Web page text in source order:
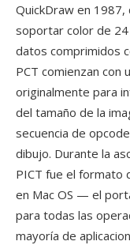
QuickDraw en
soportar color de
datos comprimidos
PCT comienzan con
originalmente para
del tamaño de la
secuencia de
dibujo. Durante la
PICT fue el formato
en Mac OS — el
para todas las
mayoría de